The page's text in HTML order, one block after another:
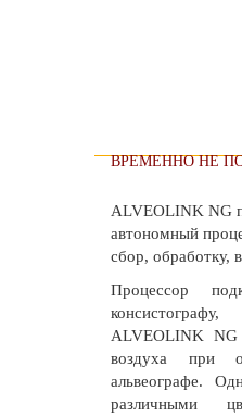
ВРЕМЕННО НЕ
ALVEOLINK NG
автономный
сбор, обработку,
Процессор
ALVEOLINK NG
воздуха при
альвеографе.
различными